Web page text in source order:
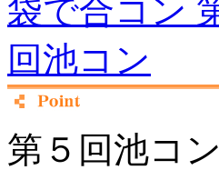
第５回池コン